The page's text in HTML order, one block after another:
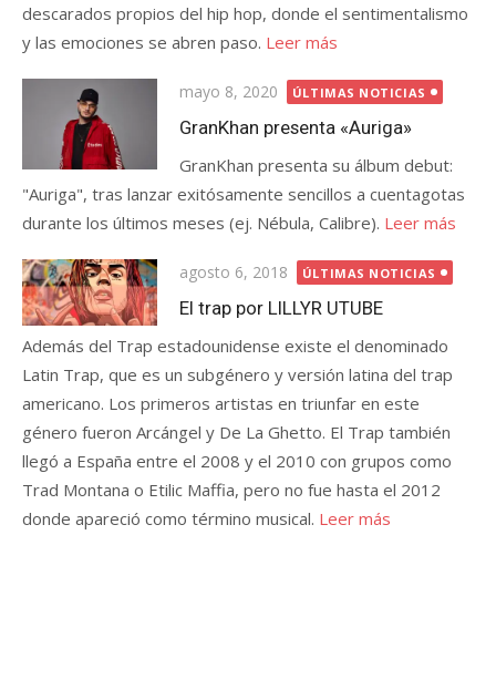
descarados propios del hip hop, donde el sentimentalismo
y las emociones se abren paso. Leer más
Publicada
el
mayo 8, 2020 ÚLTIMAS NOTICIAS
GranKhan presenta «Auriga»
GranKhan presenta su álbum debut:
"Auriga", tras lanzar exitósamente sencillos a cuentagotas
durante los últimos meses (ej. Nébula, Calibre). Leer más
Publicada
el
agosto 6, 2018 ÚLTIMAS NOTICIAS
El trap por LILLYR UTUBE
Además del Trap estadounidense existe el denominado
Latin Trap, que es un subgénero y versión latina del trap
americano. Los primeros artistas en triunfar en este
género fueron Arcángel y De La Ghetto. El Trap también
llegó a España entre el 2008 y el 2010 con grupos como
Trad Montana o Etilic Maffia, pero no fue hasta el 2012
donde apareció como término musical. Leer más